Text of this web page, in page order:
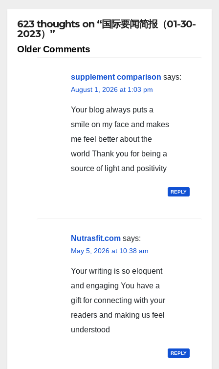
623 thoughts on “国际要闻简报（01-30-
2023）”
Comment
Older Comments
supplement comparison says:
August 1, 2026 at 1:03 pm
Your blog always puts a
smile on my face and makes
me feel better about the
world Thank you for being a
source of light and positivity
REPLY
Nutrasfit.com says:
May 5, 2026 at 10:38 am
Your writing is so eloquent
and engaging You have a
gift for connecting with your
readers and making us feel
understood
REPLY